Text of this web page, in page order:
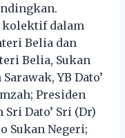
kolektif dalam
Belia dan
Belia, Sukan
YB Dato’
Presiden
Dato’ Sri (Dr)
Sukan Negeri;